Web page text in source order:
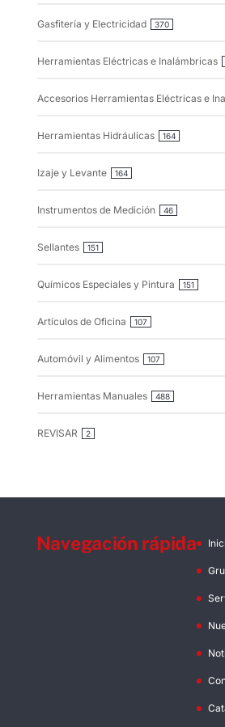
Gasfitería y Electricidad 370
Herramientas Eléctricas e Inalámbricas
Accesorios Herramientas Eléctricas e
Herramientas Hidráulicas 164
Izaje y Levante 164
Instrumentos de Medición 46
Sellantes 151
Químicos Especiales y Pintura 151
Artículos de Oficina 107
Automóvil y Alimentos 107
Herramientas Manuales 488
REVISAR 2
Navegación rápida